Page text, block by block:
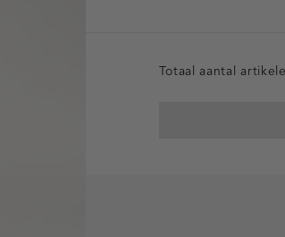
Totaal aantal